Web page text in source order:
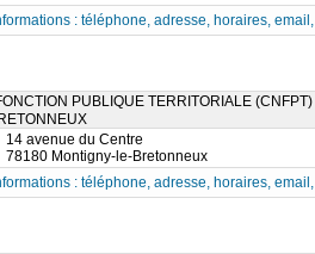
: téléphone, adresse, horaires,
PUBLIQUE TERRITORIALE
14 avenue du Centre
78180 Montigny-le-Bretonneux
: téléphone, adresse, horaires,